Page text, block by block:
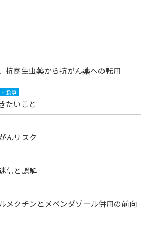
抗寄生虫薬から抗がん薬への転用
食事
たいこと
んリスク
信と誤解
メクチンとメベンダゾール併用の前向